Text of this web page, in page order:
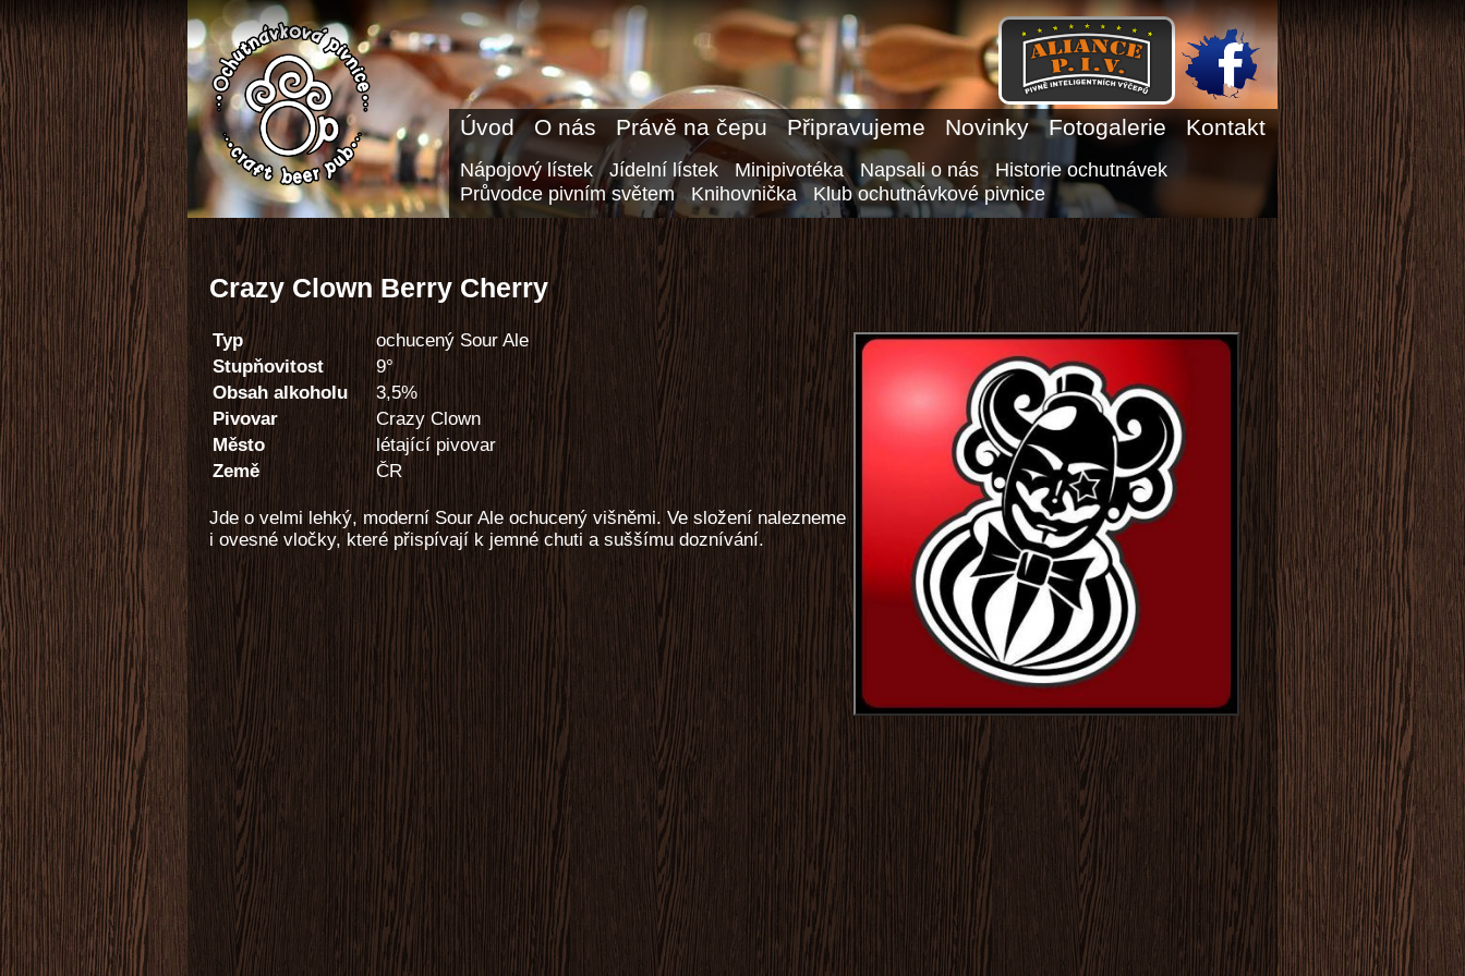
Úvod O nás Právě na čepu Připravujeme Novinky Fotogalerie Kontakt
Nápojový lístek Jídelní lístek Minipivotéka Napsali o nás
Historie ochutnávek
Průvodce pivním světem
Knihovnička Klub ochutnávkové pivnice
Crazy Clown Berry Cherry
Typ
ochucený Sour Ale
Stupňovitost
9°
Obsah alkoholu
3,5%
Pivovar
Crazy Clown
Město
létající pivovar
Země
ČR
Jde o velmi lehký, moderní Sour Ale ochucený višněmi. Ve složení nalezneme
i ovesné vločky, které přispívají k jemné chuti a suššímu doznívání.